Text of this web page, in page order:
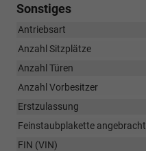
Sonstiges
Antriebsart
Anzahl Sitzplätze
Anzahl Türen
Anzahl Vorbesitzer
Erstzulassung
Feinstaubplakette angebracht
FIN (VIN)